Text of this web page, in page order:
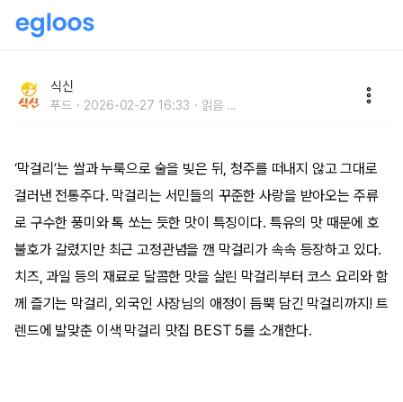
식신
푸드 2026-02-27 16:33 읽음 ...
‘막걸리’는 쌀과 누룩으로 술을 빚은 뒤, 청주를 떠내지 않고 그대로
걸러낸 전통주다. 막걸리는 서민들의 꾸준한 사랑을 받아오는 주류
로 구수한 풍미와 톡 쏘는 듯한 맛이 특징이다. 특유의 맛 때문에 호
불호가 갈렸지만 최근 고정관념을 깬 막걸리가 속속 등장하고 있다.
치즈, 과일 등의 재료로 달콤한 맛을 살린 막걸리부터 코스 요리와 함
께 즐기는 막걸리, 외국인 사장님의 애정이 듬뿍 담긴 막걸리까지! 트
렌드에 발맞춘 이색 막걸리 맛집 BEST 5를 소개한다.